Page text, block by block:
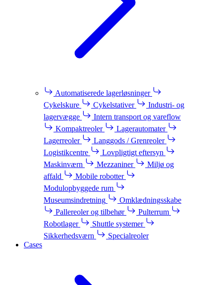
Automatiserede lagerløsninger
Cykelskure
Cykelstativer
Industri- og
lagervægge
Intern transport og vareflow
Kompaktreoler
Lagerautomater
Lagerreoler
Langgods / Grenreoler
Logistikcentre
Lovpligtigt eftersyn
Maskinværn
Mezzaniner
Miljø og
affald
Mobile robotter
Modulopbyggede rum
Museumsindretning
Omklædningsskabe
Pallereoler og tilbehør
Pulterrum
Robotlager
Shuttle systemer
Sikkerhedsværn
Specialreoler
Cases